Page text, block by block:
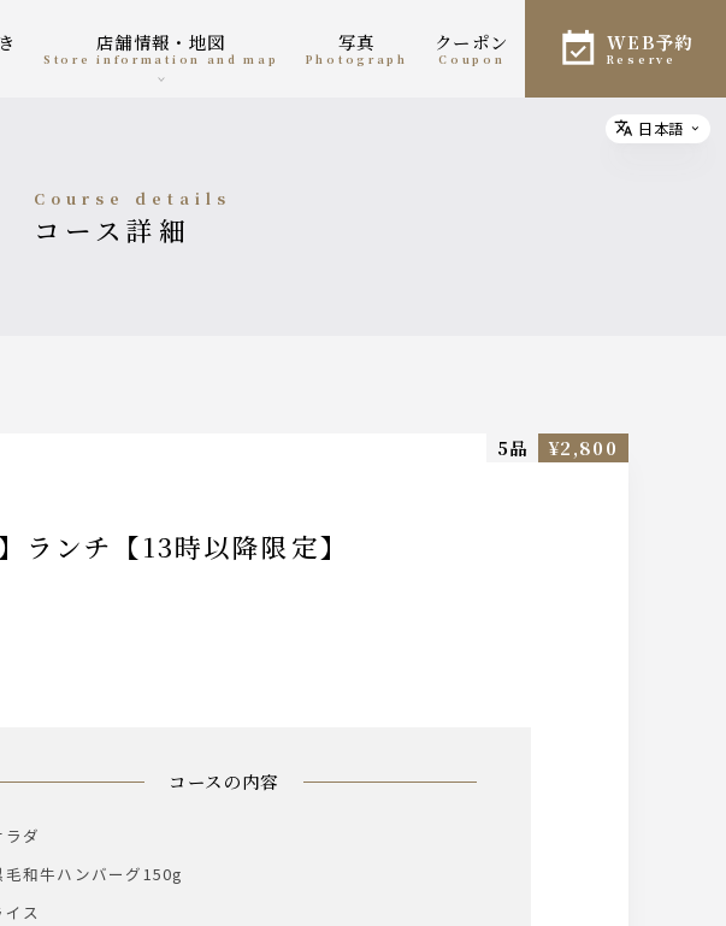
店舗情報・地図
Store information and map
写真
photograph
クーポン
coupon
WEB予約
reserve
course details
コース詳細
ランチ【13時以降限定】
5品 ¥2,800
コースの内容
ダ
和牛ハンバーグ150g
ス
Select
日本語